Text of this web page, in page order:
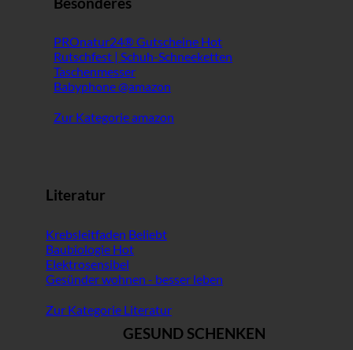
PROnatur24® Gutscheine
Rutschfest | Schuh-Schneeketten
Taschenmesser
Babyphone @amazon
Zur Kategorie amazon
Literatur
Krebsleitfaden
Baubiologie
Elektrosensibel
Gesünder wohnen - besser leben
Zur Kategorie Literatur
GESUND SCHENKEN